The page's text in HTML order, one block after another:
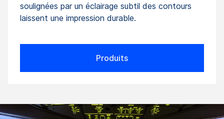
soulignées par un éclairage subtil des contours
laissent une impression durable.
Produits